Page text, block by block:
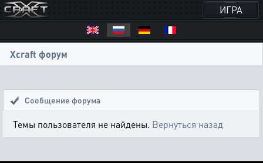
ИГРА
Xcraft форум
Сообщение форума
Темы пользователя не найдены. Вернуться назад